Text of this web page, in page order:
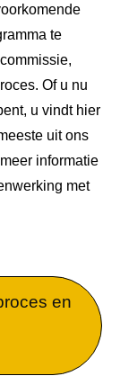
te
Of u nu
u vindt hier
uit ons
informatie
met
en